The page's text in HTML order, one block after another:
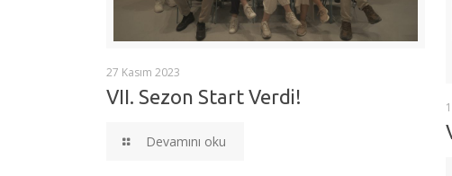
27 Kasım 2023
VII. Sezon Start Verdi!
Devamını oku